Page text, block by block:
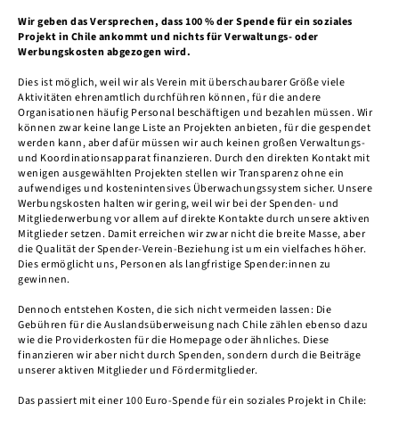
Wir geben das Versprechen, dass 100 % der Spende für ein soziales
Projekt in Chile ankommt und nichts für Verwaltungs- oder
Werbungskosten abgezogen wird.
Dies ist möglich, weil wir als Verein mit überschaubarer Größe viele
Aktivitäten ehrenamtlich durchführen können, für die andere
Organisationen häufig Personal beschäftigen und bezahlen müssen. Wir
können zwar keine lange Liste an Projekten anbieten, für die gespendet
werden kann, aber dafür müssen wir auch keinen großen Verwaltungs-
und Koordinationsapparat finanzieren. Durch den direkten Kontakt mit
wenigen ausgewählten Projekten stellen wir Transparenz ohne ein
aufwendiges und kostenintensives Überwachungssystem sicher. Unsere
Werbungskosten halten wir gering, weil wir bei der Spenden- und
Mitgliederwerbung vor allem auf direkte Kontakte durch unsere aktiven
Mitglieder setzen. Damit erreichen wir zwar nicht die breite Masse, aber
die Qualität der Spender-Verein-Beziehung ist um ein vielfaches höher.
Dies ermöglicht uns, Personen als langfristige Spender:innen zu
gewinnen.
Dennoch entstehen Kosten, die sich nicht vermeiden lassen: Die
Gebühren für die Auslandsüberweisung nach Chile zählen ebenso dazu
wie die Providerkosten für die Homepage oder ähnliches. Diese
finanzieren wir aber nicht durch Spenden, sondern durch die Beiträge
unserer aktiven Mitglieder und Fördermitglieder.
Das passiert mit einer 100 Euro-Spende für ein soziales Projekt in Chile: